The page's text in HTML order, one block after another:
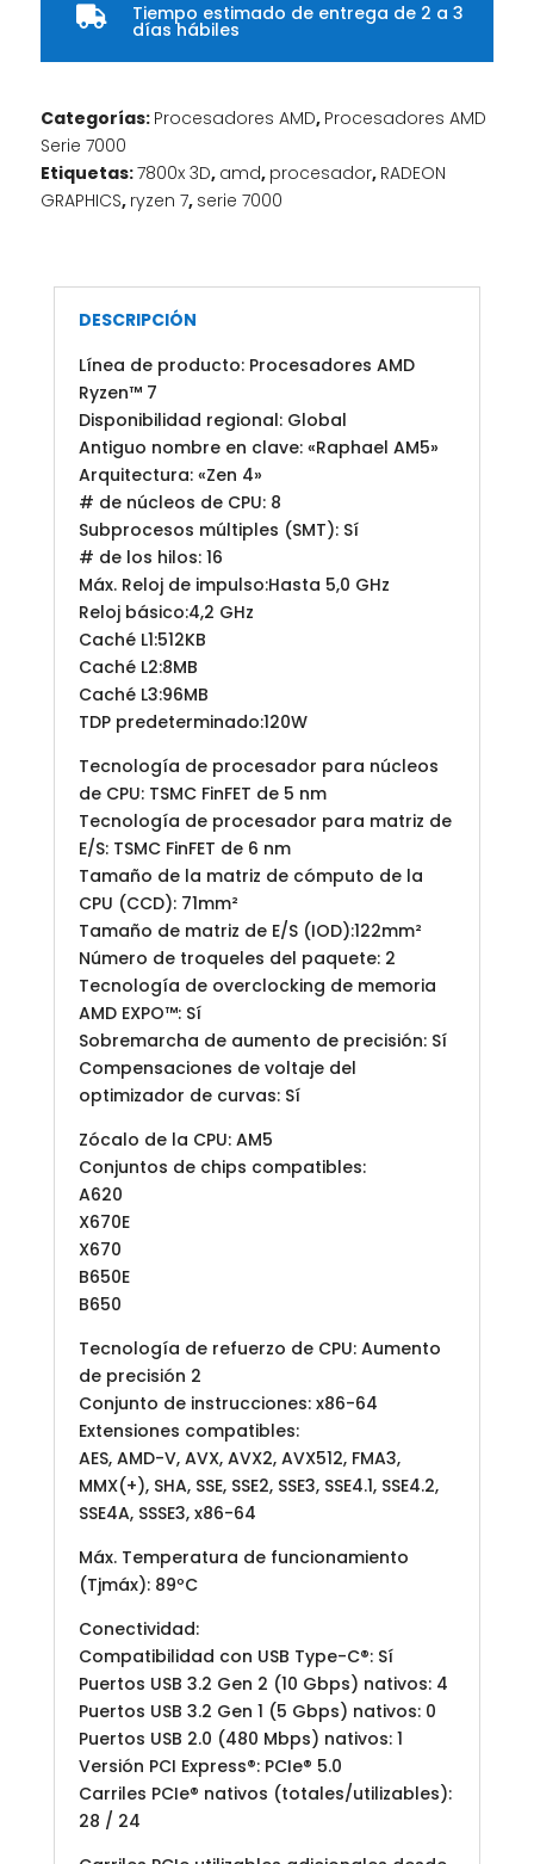
 Tiempo estimado de entrega de 2 a 3
días hábiles
Categorías: Procesadores AMD, Procesadores AMD
Serie 7000
Etiquetas:7800x 3D, amd, procesador, RADEON
GRAPHICS, ryzen 7, serie 7000
DESCRIPCIÓN
Línea de producto: Procesadores AMD
Ryzen™ 7
Disponibilidad regional: Global
Antiguo nombre en clave: «Raphael AM5»
Arquitectura: «Zen 4»
# de núcleos de CPU: 8
Subprocesos múltiples (SMT): Sí
# de los hilos: 16
Máx. Reloj de impulso:Hasta 5,0 GHz
Reloj básico:4,2 GHz
Caché L1:512KB
Caché L2:8MB
Caché L3:96MB
TDP predeterminado:120W
Tecnología de procesador para núcleos
de CPU: TSMC FinFET de 5 nm
Tecnología de procesador para matriz de
E/S: TSMC FinFET de 6 nm
Tamaño de la matriz de cómputo de la
CPU (CCD): 71mm²
Tamaño de matriz de E/S (IOD):122mm²
Número de troqueles del paquete: 2
Tecnología de overclocking de memoria
AMD EXPO™: Sí
Sobremarcha de aumento de precisión: Sí
Compensaciones de voltaje del
optimizador de curvas: Sí
Zócalo de la CPU: AM5
Conjuntos de chips compatibles:
A620
X670E
X670
B650E
B650
Tecnología de refuerzo de CPU: Aumento
de precisión 2
Conjunto de instrucciones: x86-64
Extensiones compatibles:
AES, AMD-V, AVX, AVX2, AVX512, FMA3,
MMX(+), SHA, SSE, SSE2, SSE3, SSE4.1, SSE4.2,
SSE4A, SSSE3, x86-64
Máx. Temperatura de funcionamiento
(Tjmáx): 89ºC
Conectividad:
Compatibilidad con USB Type-C®: Sí
Puertos USB 3.2 Gen 2 (10 Gbps) nativos: 4
Puertos USB 3.2 Gen 1 (5 Gbps) nativos: 0
Puertos USB 2.0 (480 Mbps) nativos: 1
Versión PCI Express®: PCIe® 5.0
Carriles PCIe® nativos (totales/utilizables):
28 / 24